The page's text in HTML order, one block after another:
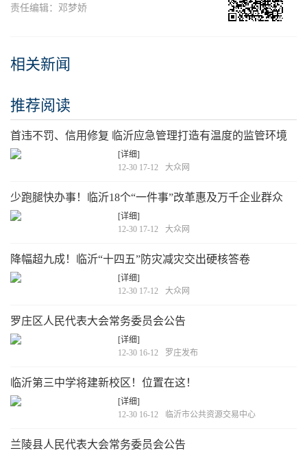
责任编辑：邓梦娇
相关新闻
推荐阅读
首违不罚、信用修复 临沂应急管理打造有温度的监管环境
[详细]
12-30 17-12
大众网
少跑腿快办事！临沂18个“一件事”改革惠及万千企业群众
[详细]
12-30 17-12
大众网
降幅超九成！临沂“十四五”防灾减灾交出硬核答卷
[详细]
12-30 17-12
大众网
罗庄区人民代表大会常务委员会公告
[详细]
12-30 16-12
罗庄发布
临沂第三中学将建新校区！位置在这！
[详细]
12-30 16-12
临沂市公共资源交易中心
兰陵县人民代表大会常务委员会公告